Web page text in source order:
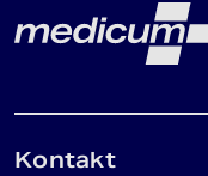
Lehe jalus
Kontakt